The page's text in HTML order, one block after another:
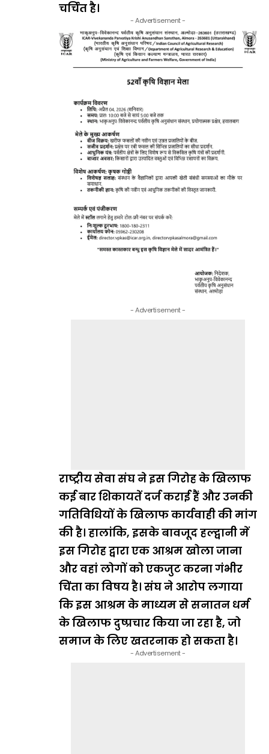
चर्चित है।
- Advertisement -
- Advertisement -
राष्ट्रीय सेवा संघ ने इस गिरोह के खिलाफ
कई बार शिकायतें दर्ज कराई हैं और उनकी
गतिविधियों के खिलाफ कार्यवाही की मांग
की है। हालांकि, इसके बावजूद हल्द्वानी में
इस गिरोह द्वारा एक आश्रम खोला जाना
और वहां लोगों को एकजुट करना गंभीर
चिंता का विषय है। संघ ने आरोप लगाया
कि इस आश्रम के माध्यम से सनातन धर्म
के खिलाफ दुष्प्रचार किया जा रहा है, जो
समाज के लिए खतरनाक हो सकता है।
- Advertisement -